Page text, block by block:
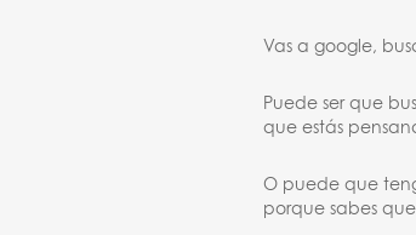
Vas a google,
Puede ser que
que estás
O puede que
porque sabes